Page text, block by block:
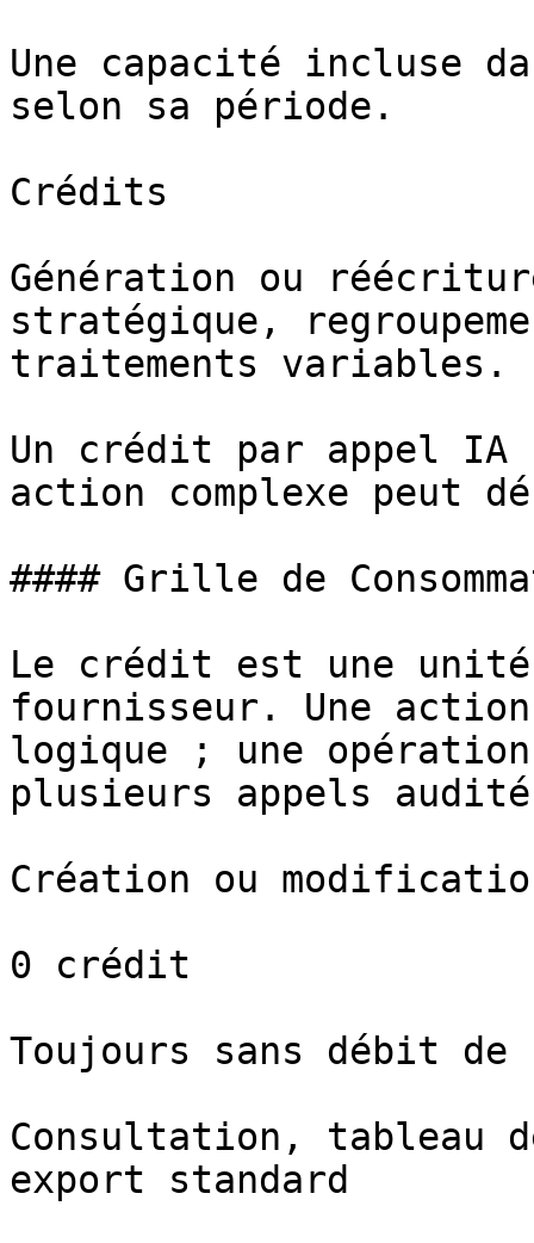
Une capacité incluse
selon sa période.
Crédits
Génération ou
stratégique,
traitements variables.
Un crédit par appel
action complexe peut
#### Grille de
Le crédit est une unité
fournisseur. Une
logique ; une
plusieurs appels
Création ou
0 crédit
Toujours sans débit
Consultation, tableau
export standard